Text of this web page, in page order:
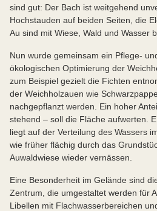
sind gut: Der Bach ist weitgehend
Hochstauden auf beiden Seiten, die
Au sind mit Wiese, Wald und Wasser
Nun wurde gemeinsam ein Pflege-
ökologischen Optimierung der
zum Beispiel gezielt die Fichten
der Weichholzauen wie
nachgepflanzt werden. Ein hoher
stehend – soll die Fläche aufwerten.
liegt auf der Verteilung des Wassers
wie früher flächig durch das
Auwaldwiese wieder vernässen.
Eine Besonderheit im Gelände sind
Zentrum, die umgestaltet werden für
Libellen mit Flachwasserbereichen